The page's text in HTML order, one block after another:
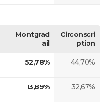
Montgrad
ail
Circonscri
ption
52,78% 44,70%
13,89% 32,67%